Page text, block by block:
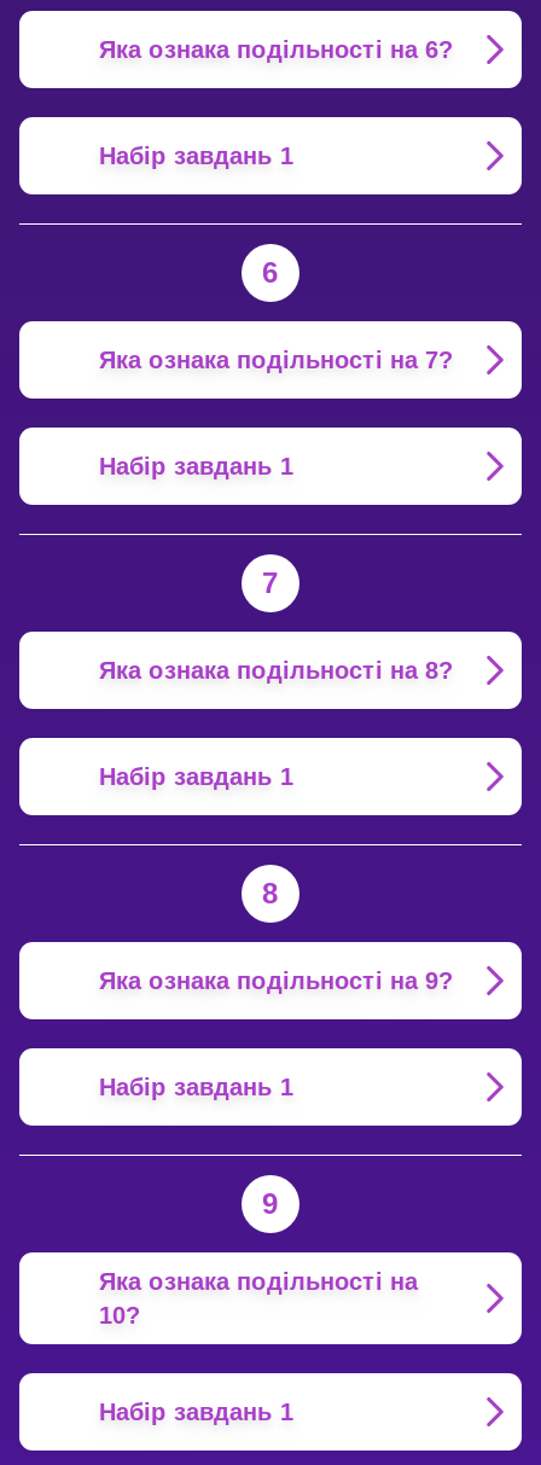
Яка ознака подільності на 6?
Набір завдань 1
6
Яка ознака подільності на 7?
Набір завдань 1
7
Яка ознака подільності на 8?
Набір завдань 1
8
Яка ознака подільності на 9?
Набір завдань 1
9
Яка ознака подільності на
10?
Набір завдань 1